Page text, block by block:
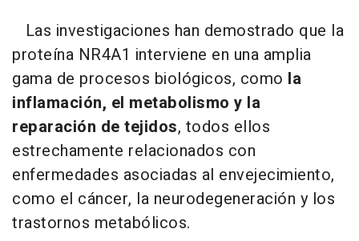
Las investigaciones han demostrado que la
proteína NR4A1 interviene en una amplia
gama de procesos biológicos, como la
inflamación, el metabolismo y la
reparación de tejidos, todos ellos
estrechamente relacionados con
enfermedades asociadas al envejecimiento,
como el cáncer, la neurodegeneración y los
trastornos metabólicos.